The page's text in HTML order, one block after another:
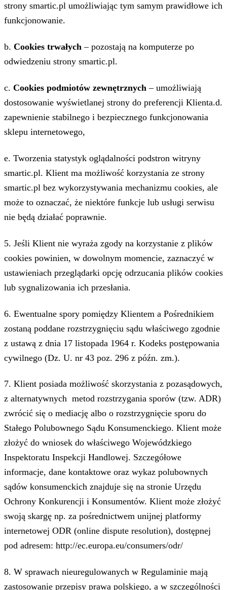
strony smartic.pl umożliwiając tym samym prawidłowe ich
funkcjonowanie.
b. Cookies trwałych – pozostają na komputerze po
odwiedzeniu strony smartic.pl.
c. Cookies podmiotów zewnętrznych – umożliwiają
dostosowanie wyświetlanej strony do preferencji Klienta.d.
zapewnienie stabilnego i bezpiecznego funkcjonowania
sklepu internetowego,
e. Tworzenia statystyk oglądalności podstron witryny
smartic.pl. Klient ma możliwość korzystania ze strony
smartic.pl bez wykorzystywania mechanizmu cookies, ale
może to oznaczać, że niektóre funkcje lub usługi serwisu
nie będą działać poprawnie.
5. Jeśli Klient nie wyraża zgody na korzystanie z plików
cookies powinien, w dowolnym momencie, zaznaczyć w
ustawieniach przeglądarki opcję odrzucania plików cookies
lub sygnalizowania ich przesłania.
6. Ewentualne spory pomiędzy Klientem a Pośrednikiem
zostaną poddane rozstrzygnięciu sądu właściwego zgodnie
z ustawą z dnia 17 listopada 1964 r. Kodeks postępowania
cywilnego (Dz. U. nr 43 poz. 296 z późn. zm.).
7. Klient posiada możliwość skorzystania z pozasądowych,
z alternatywnych metod rozstrzygania sporów (tzw. ADR)
zwrócić się o mediację albo o rozstrzygnięcie sporu do
Stałego Polubownego Sądu Konsumenckiego. Klient może
złożyć do wniosek do właściwego Wojewódzkiego
Inspektoratu Inspekcji Handlowej. Szczegółowe
informacje, dane kontaktowe oraz wykaz polubownych
sądów konsumenckich znajduje się na stronie Urzędu
Ochrony Konkurencji i Konsumentów. Klient może złożyć
swoją skargę np. za pośrednictwem unijnej platformy
internetowej ODR (online dispute resolution), dostępnej
pod adresem: http://ec.europa.eu/consumers/odr/
8. W sprawach nieuregulowanych w Regulaminie mają
zastosowanie przepisy prawa polskiego, a w szczególności